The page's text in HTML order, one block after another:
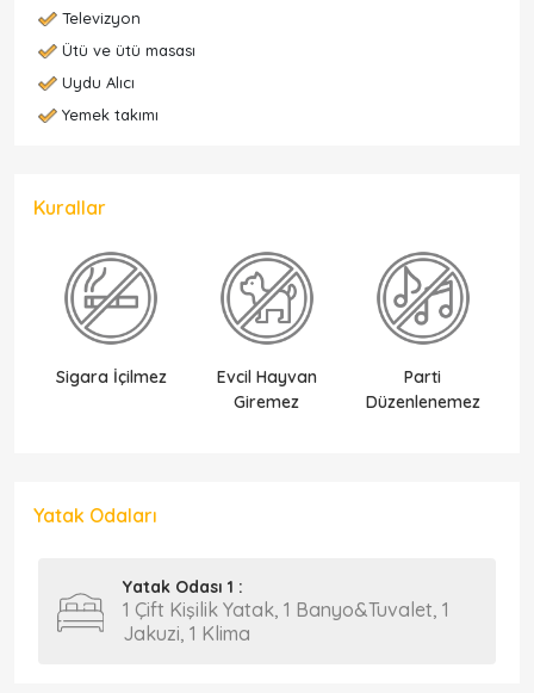
Televizyon
Ütü ve ütü masası
Uydu Alıcı
Yemek takımı
Kurallar
Sigara İçilmez
Evcil Hayvan
Giremez
Parti
Düzenlenemez
Yatak Odaları
Yatak Odası 1 :
1 Çift Kişilik Yatak, 1 Banyo&Tuvalet, 1
Jakuzi, 1 Klima